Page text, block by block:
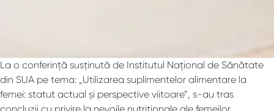
La o conferință susținută de Institutul Național de Sănătate
din SUA pe tema: „Utilizarea suplimentelor alimentare la
femei: statut actual și perspective viitoare”, s-au tras